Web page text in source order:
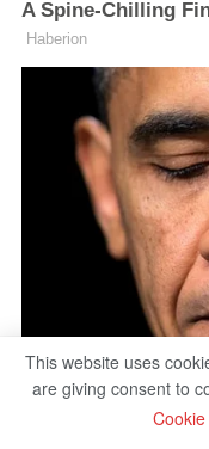
This website uses
are giving consent to
Cookie